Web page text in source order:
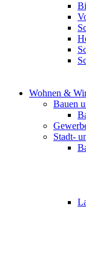
Wohnen &
Bauen
Stadt-